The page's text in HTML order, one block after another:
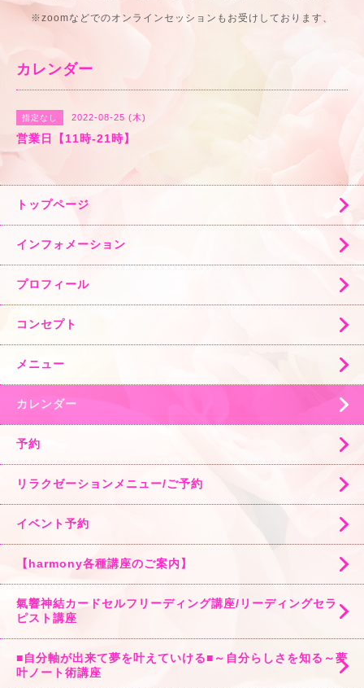
※zoomなどでのオンラインセッションもお受けしております、
カレンダー
指定なし 2022-08-25 (木)
営業日【11時-21時】
トップページ
インフォメーション
プロフィール
コンセプト
メニュー
カレンダー
予約
リラクゼーションメニュー/ご予約
イベント予約
【harmony各種講座のご案内】
氣響神結カードセルフリーディング講座/リーディングセラ
ピスト講座
■自分軸が出来て夢を叶えていける■～自分らしさを知る～夢
叶ノート術講座